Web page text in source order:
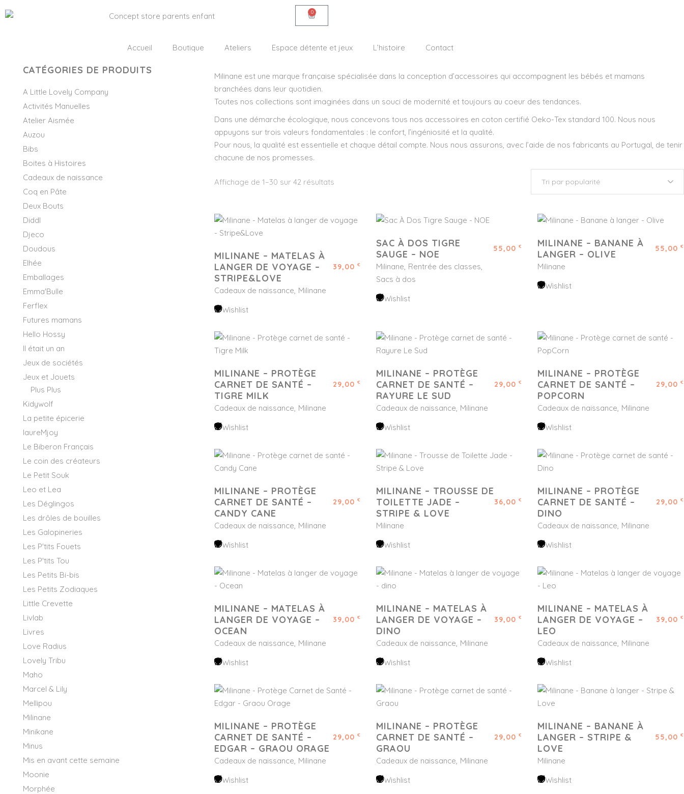
0
Accueil Boutique Ateliers Espace détente et jeux L’histoire Contact
Milinane est une marque française spécialisée dans la conception d’accessoires qui accompagnent les bébés et mamans
branchées dans leur quotidien.
Toutes nos collections sont imaginées dans un souci de modernité et toujours au coeur des tendances.
Dans une démarche écologique, nous concevons tous nos accessoires en coton certifié Oeko-Tex standard 100. Nous nous
appuyons sur trois valeurs fondamentales : le confort, l’ingéniosité et la qualité.
Pour nous, la qualité est essentielle et chaque détail compte. Nous nous assurons, avec l’aide de nos fabricants au Portugal, de tenir
chacune de nos promesses.
Affichage de 1–30 sur 42 résultats
MILINANE – MATELAS À
LANGER DE VOYAGE –
STRIPE&LOVE
39,00 €
Cadeaux de naissance Milinane
Wishlist
SAC À DOS TIGRE
SAUGE – NOE
55,00€
Milinane Rentrée des classes
Sacs à dos
Wishlist
MILINANE – BANANE À
LANGER – OLIVE
55,00 €
Milinane
Wishlist
MILINANE – PROTÈGE
CARNET DE SANTÉ –
TIGRE MILK
29,00 €
Cadeaux de naissance Milinane
Wishlist
MILINANE – PROTÈGE
CARNET DE SANTÉ –
RAYURE LE SUD
29,00€
Cadeaux de naissance Milinane
Wishlist
MILINANE – PROTÈGE
CARNET DE SANTÉ –
POPCORN
29,00 €
Cadeaux de naissance Milinane
Wishlist
MILINANE – PROTÈGE
CARNET DE SANTÉ –
CANDY CANE
29,00 €
Cadeaux de naissance Milinane
Wishlist
MILINANE – TROUSSE DE
TOILETTE JADE –
STRIPE & LOVE
36,00€
Milinane
Wishlist
MILINANE – PROTÈGE
CARNET DE SANTÉ –
DINO
29,00 €
Cadeaux de naissance Milinane
Wishlist
MILINANE – MATELAS À
LANGER DE VOYAGE –
OCEAN
39,00 €
Cadeaux de naissance Milinane
Wishlist
MILINANE – MATELAS À
LANGER DE VOYAGE –
DINO
39,00€
Cadeaux de naissance Milinane
Wishlist
MILINANE – MATELAS À
LANGER DE VOYAGE –
LEO
39,00 €
Cadeaux de naissance Milinane
Wishlist
MILINANE – PROTÈGE
CARNET DE SANTÉ –
EDGAR – GRAOU ORAGE
29,00 €
Cadeaux de naissance Milinane
Wishlist
MILINANE – PROTÈGE
CARNET DE SANTÉ –
GRAOU
29,00€
Cadeaux de naissance Milinane
Wishlist
MILINANE – BANANE À
LANGER – STRIPE &
LOVE
55,00 €
Milinane
Wishlist
CATÉGORIES DE PRODUITS
A Little Lovely Company
Activités Manuelles
Atelier Aismée
Auzou
Bibs
Boites à Histoires
Cadeaux de naissance
Coq en Pâte
Deux Bouts
Diddl
Djeco
Doudous
Elhée
Emballages
Emma'Bulle
Ferflex
Futures mamans
Hello Hossy
Il était un an
Jeux de sociétés
Jeux et Jouets
Plus Plus
Kidywolf
La petite épicerie
laureMjoy
Le Biberon Français
Le coin des créateurs
Le Petit Souk
Leo et Lea
Les Déglingos
Les drôles de bouilles
Les Galopineries
Les P'tits Fouets
Les P'tits Tou
Les Petits Bi-bis
Les Petits Zodiaques
Little Crevette
Livlab
Livres
Love Radius
Lovely Tribu
Maho
Marcel & Lily
Mellipou
Milinane
Minikane
Minus
Mis en avant cette semaine
Moonie
Morphée